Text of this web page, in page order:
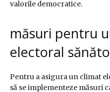
valorile democratice.
măsuri pentru
electoral
Pentru a asigura un climat
să se implementeze măsuri